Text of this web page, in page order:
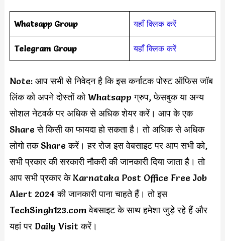
Whatsapp Group यहाँ क्लिक करें
Telegram Group यहाँ क्लिक करें
Note: आप सभी से निवेदन है कि इस कर्नाटक पोस्ट ऑफिस जॉब
लिंक को अपने दोस्तों को Whatsapp ग्रुप, फेसबुक या अन्य
सोशल नेटवर्क पर अधिक से अधिक शेयर करें। आप के एक
Share से किसी का फायदा हो सकता है। तो अधिक से अधिक
लोगो तक Share करें। हर रोज इस वेबसाइट पर आप सभी को,
सभी प्रकार की सरकारी नौकरी की जानकारी दिया जाता है। तो
आप सभी प्रकार के Karnataka Post Office Free Job
Alert 2024 की जानकारी पाना चाहते हैं। तो इस
TechSingh123.com वेबसाइट के साथ हमेशा जुड़े रहे हैं और
यहां पर Daily Visit करें।